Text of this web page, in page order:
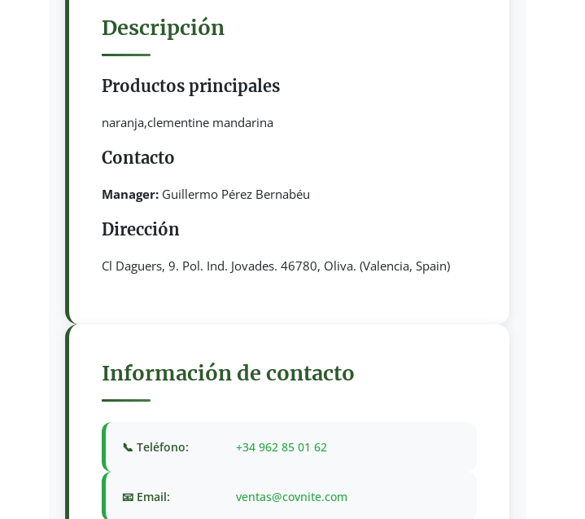
Descripción
Productos principales
naranja,clementine mandarina
Contacto
Manager: Guillermo Pérez Bernabéu
Dirección
Cl Daguers, 9. Pol. Ind. Jovades. 46780, Oliva. (Valencia, Spain)
Información de contacto
📞 Teléfono: +34 962 85 01 62
📧 Email: ventas@covnite.com